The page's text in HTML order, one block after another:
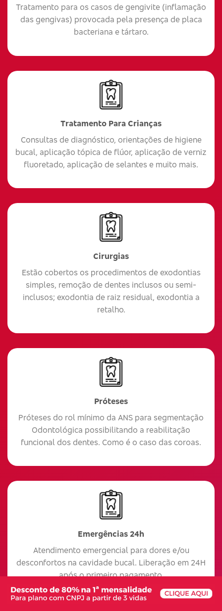
Tratamento para os casos de gengivite (inflamação
das gengivas) provocada pela presença de placa
bacteriana e tártaro.
Tratamento Para Crianças
Consultas de diagnóstico, orientações de higiene
bucal, aplicação tópica de flúor, aplicação de verniz
fluoretado, aplicação de selantes e muito mais.
Cirurgias
Estão cobertos os procedimentos de exodontias
simples, remoção de dentes inclusos ou semi-
inclusos; exodontia de raiz residual, exodontia a
retalho.
Próteses
Próteses do rol mínimo da ANS para segmentação
Odontológica possibilitando a reabilitação
funcional dos dentes. Como é o caso das coroas.
Emergências 24h
Atendimento emergencial para dores e/ou
desconfortos na cavidade bucal. Liberação em 24H
após o primeiro pagamento.